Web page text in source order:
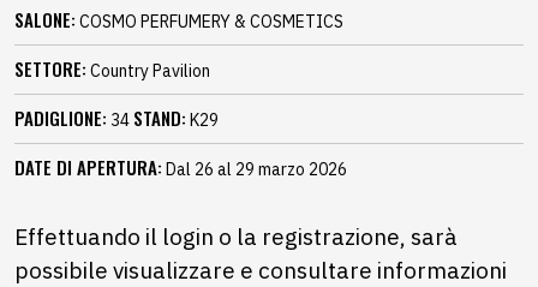
SALONE: COSMO PERFUMERY & COSMETICS
SETTORE: Country Pavilion
PADIGLIONE: 34 STAND: K29
DATE DI APERTURA: Dal 26 al 29 marzo 2026
Effettuando il login o la registrazione, sarà
possibile visualizzare e consultare informazioni